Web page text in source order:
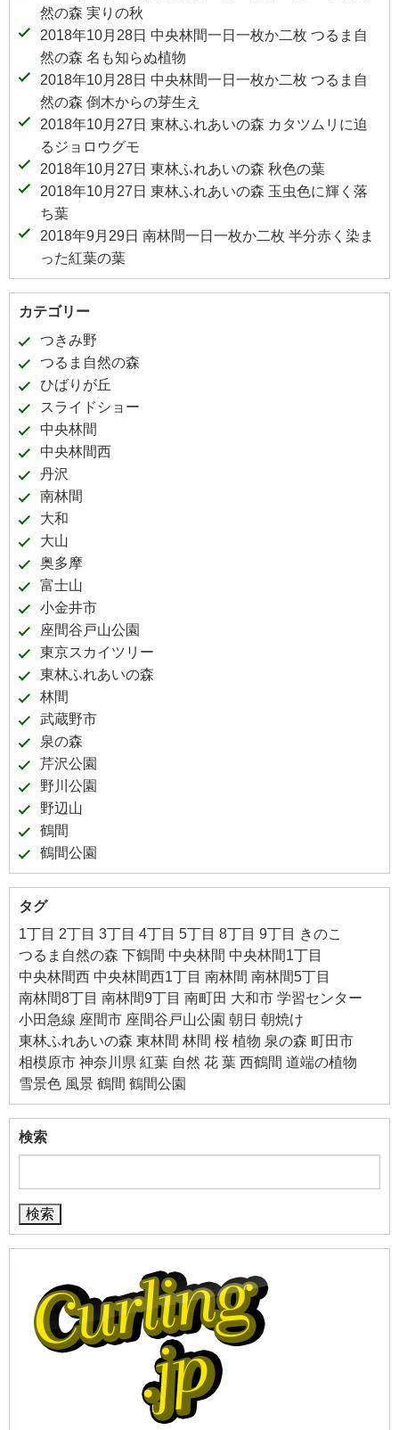
然の森 実りの秋
2018年10月28日 中央林間一日一枚か二枚 つるま自
然の森 名も知らぬ植物
2018年10月28日 中央林間一日一枚か二枚 つるま自
然の森 倒木からの芽生え
2018年10月27日 東林ふれあいの森 カタツムリに迫
るジョロウグモ
2018年10月27日 東林ふれあいの森 秋色の葉
2018年10月27日 東林ふれあいの森 玉虫色に輝く落
ち葉
2018年9月29日 南林間一日一枚か二枚 半分赤く染ま
った紅葉の葉
カテゴリー
つきみ野
つるま自然の森
ひばりが丘
スライドショー
中央林間
中央林間西
丹沢
南林間
大和
大山
奥多摩
富士山
小金井市
座間谷戸山公園
東京スカイツリー
東林ふれあいの森
林間
武蔵野市
泉の森
芹沢公園
野川公園
野辺山
鶴間
鶴間公園
タグ
1丁目 2丁目 3丁目 4丁目 5丁目 8丁目 9丁目 きのこ
つるま自然の森 下鶴間 中央林間 中央林間1丁目
中央林間西 中央林間西1丁目 南林間 南林間5丁目
南林間8丁目 南林間9丁目 南町田 大和市 学習センター
小田急線 座間市 座間谷戸山公園 朝日 朝焼け
東林ふれあいの森 東林間 林間 桜 植物 泉の森 町田市
相模原市 神奈川県 紅葉 自然 花 葉 西鶴間 道端の植物
雪景色 風景 鶴間 鶴間公園
検索